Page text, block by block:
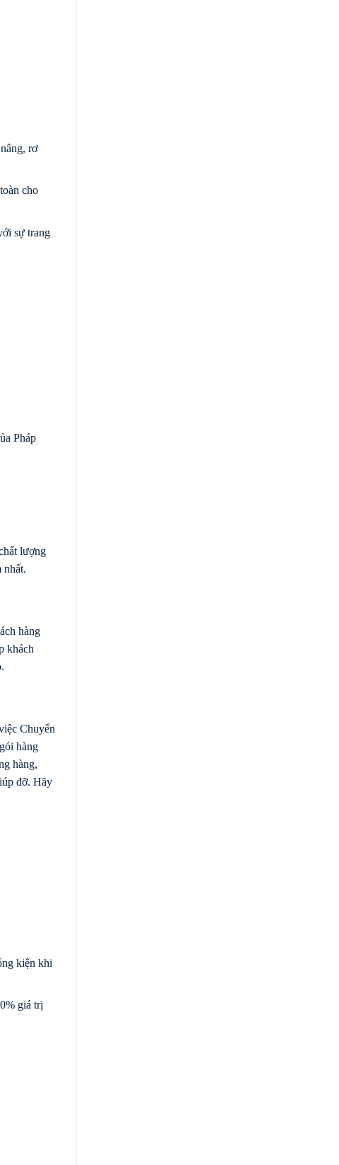
rơ
cho
sự trang
Pháp
lượng
nhất.
hàng
khách
Chuyển
hàng
hàng,
đỡ. Hãy
kiện khi
giá trị